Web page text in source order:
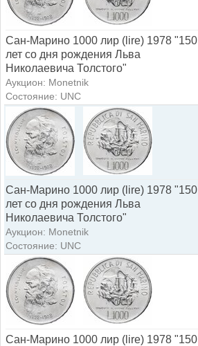
Сан-Марино 1000 лир (lire) 1978 "150
лет со дня рождения Льва
Николаевича Толстого"
Аукцион: Monetnik
Состояние: UNC
Сан-Марино 1000 лир (lire) 1978 "150
лет со дня рождения Льва
Николаевича Толстого"
Аукцион: Monetnik
Состояние: UNC
Сан-Марино 1000 лир (lire) 1978 "150